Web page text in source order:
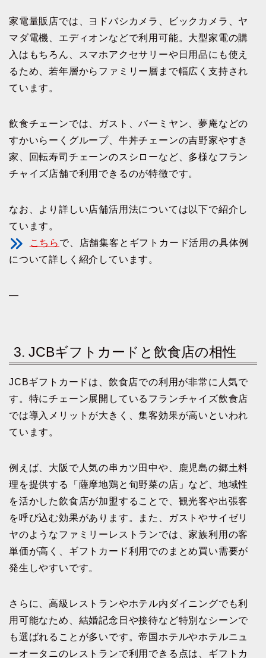
家電量販店では、ヨドバシカメラ、ビックカメラ、ヤ
マダ電機、エディオンなどで利用可能。大型家電の購
入はもちろん、スマホアクセサリーや日用品にも使え
るため、若年層からファミリー層まで幅広く支持され
ています。
飲食チェーンでは、ガスト、バーミヤン、夢庵などの
すかいらーくグループ、牛丼チェーンの吉野家やすき
家、回転寿司チェーンのスシローなど、多様なフラン
チャイズ店舗で利用できるのが特徴です。
なお、より詳しい店舗活用法については以下で紹介し
ています。
こちら で、店舗集客とギフトカード活用の具体例
について詳しく紹介しています。
—
3. JCBギフトカードと飲食店の相性
JCBギフトカードは、飲食店での利用が非常に人気で
す。特にチェーン展開しているフランチャイズ飲食店
では導入メリットが大きく、集客効果が高いといわれ
ています。
例えば、大阪で人気の串カツ田中や、鹿児島の郷土料
理を提供する「薩摩地鶏と旬野菜の店」など、地域性
を活かした飲食店が加盟することで、観光客や出張客
を呼び込む効果があります。また、ガストやサイゼリ
ヤのようなファミリーレストランでは、家族利用の客
単価が高く、ギフトカード利用でのまとめ買い需要が
発生しやすいです。
さらに、高級レストランやホテル内ダイニングでも利
用可能なため、結婚記念日や接待など特別なシーンで
も選ばれることが多いです。帝国ホテルやホテルニュ
ーオータニのレストランで利用できる点は、ギフトカ